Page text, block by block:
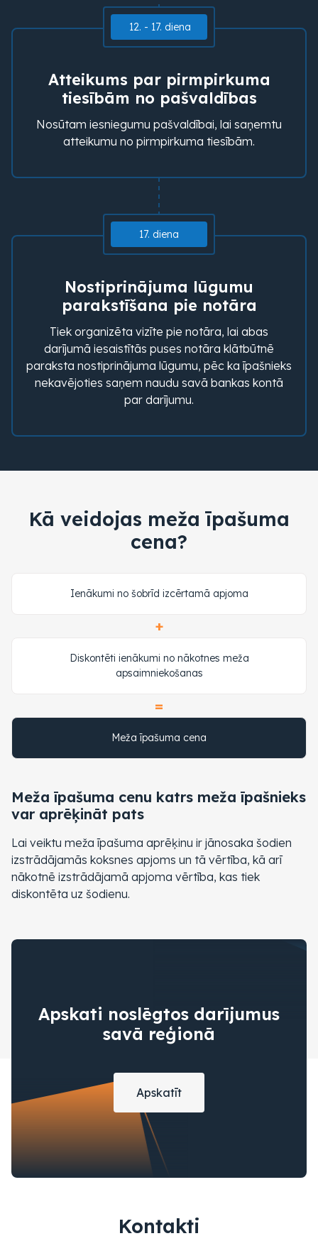
12. - 17. diena
Atteikums par pirmpirkuma
tiesībām no pašvaldības
Nosūtam iesniegumu pašvaldībai, lai saņemtu
atteikumu no pirmpirkuma tiesībām.
17. diena
Nostiprinājuma lūgumu
parakstīšana pie notāra
Tiek organizēta vizīte pie notāra, lai abas
darījumā iesaistītās puses notāra klātbūtnē
paraksta nostiprinājuma lūgumu, pēc ka īpašnieks
nekavējoties saņem naudu savā bankas kontā
par darījumu.
Kā veidojas meža īpašuma
cena?
Ienākumi no šobrīd izcērtamā apjoma
+
Diskontēti ienākumi no nākotnes meža
apsaimniekošanas
=
Meža īpašuma cena
Meža īpašuma cenu katrs meža īpašnieks
var aprēķināt pats
Lai veiktu meža īpašuma aprēķinu ir jānosaka šodien
izstrādājamās koksnes apjoms un tā vērtība, kā arī
nākotnē izstrādājamā apjoma vērtība, kas tiek
diskontēta uz šodienu.
Apskati noslēgtos darījumus
savā reģionā
Apskatīt
Kontakti